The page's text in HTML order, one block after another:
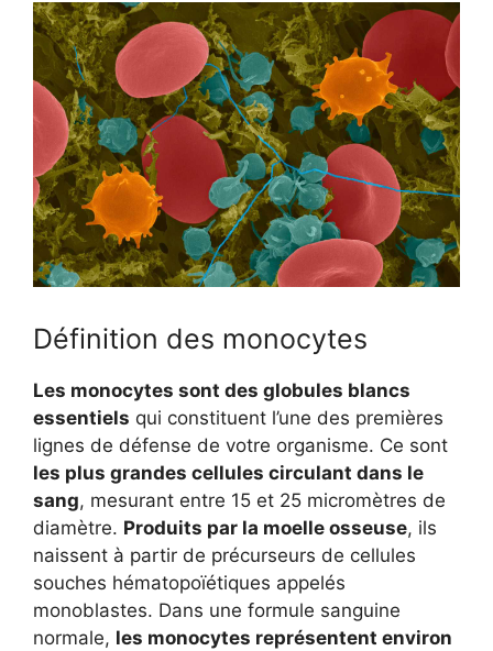
Définition des monocytes
Les monocytes sont des globules blancs
essentiels qui constituent l’une des premières
lignes de défense de votre organisme. Ce sont
les plus grandes cellules circulant dans le
sang, mesurant entre 15 et 25 micromètres de
diamètre. Produits par la moelle osseuse, ils
naissent à partir de précurseurs de cellules
souches hématopoïétiques appelés
monoblastes. Dans une formule sanguine
normale, les monocytes représentent environ